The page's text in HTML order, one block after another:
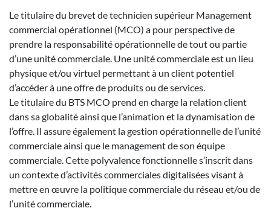
Le titulaire du brevet de technicien supérieur Management
commercial opérationnel (MCO) a pour perspective de
prendre la responsabilité opérationnelle de tout ou partie
d’une unité commerciale. Une unité commerciale est un lieu
physique et/ou virtuel permettant à un client potentiel
d’accéder à une offre de produits ou de services.
Le titulaire du BTS MCO prend en charge la relation client
dans sa globalité ainsi que l’animation et la dynamisation de
l’offre. Il assure également la gestion opérationnelle de l’unité
commerciale ainsi que le management de son équipe
commerciale. Cette polyvalence fonctionnelle s’inscrit dans
un contexte d’activités commerciales digitalisées visant à
mettre en œuvre la politique commerciale du réseau et/ou de
l’unité commerciale.